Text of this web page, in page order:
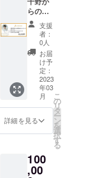
らの個
別のお
礼メッ
セージ
・ス
テッ
カー ・
Ashiras
eオリジ
ナルT
シャツ
・
Twitter
Space
支援
者：
0人
お届
け予
定：
2023
年03
月
詳細を見る
こ
の
リ
タ
ー
ン
を
選
択
す
る
100
,00